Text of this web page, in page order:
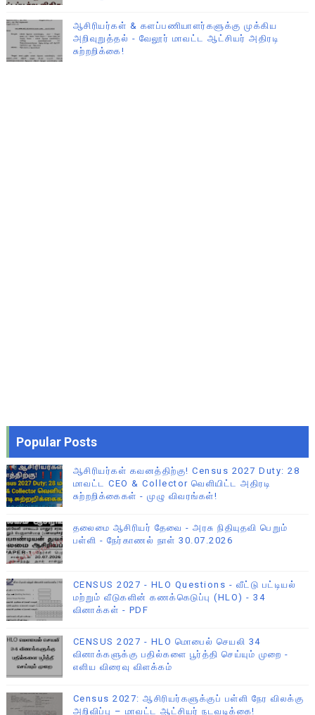
ஆசிரியர்கள் & களப்பணியாளர்களுக்கு முக்கிய
அறிவுறுத்தல் - வேலூர் மாவட்ட ஆட்சியர் அதிரடி
சுற்றறிக்கை!
Popular Posts
ஆசிரியர்கள் கவனத்திற்கு! Census 2027 Duty: 28
மாவட்ட CEO & Collector வெளியிட்ட அதிரடி
சுற்றறிக்கைகள் - முழு விவரங்கள்!
தலைமை ஆசிரியர் தேவை - அரசு நிதியுதவி பெறும்
பள்ளி - நேர்காணல் நாள் 30.07.2026
CENSUS 2027 - HLO Questions - வீட்டு பட்டியல்
மற்றும் வீடுகளின் கணக்கெடுப்பு (HLO) - 34
வினாக்கள் - PDF
CENSUS 2027 - HLO மொபைல் செயலி 34
வினாக்களுக்கு பதில்களை பூர்த்தி செய்யும் முறை -
எளிய விரைவு விளக்கம்
Census 2027: ஆசிரியர்களுக்குப் பள்ளி நேர விலக்கு
அறிவிப்பு – மாவட்ட ஆட்சியர் நடவடிக்கை!